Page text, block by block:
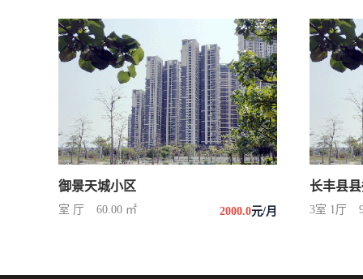
御景天城小区
室 厅 60.00 ㎡ 2000.0元/月
长丰县
3室 1厅